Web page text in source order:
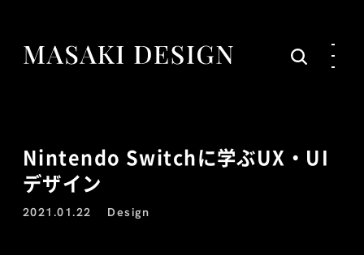
Nintendo Switchに学ぶUX・UI
デザイン
2021.01.22 Design